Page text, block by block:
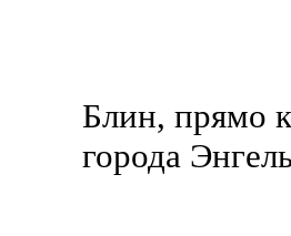
Блин, прямо
города